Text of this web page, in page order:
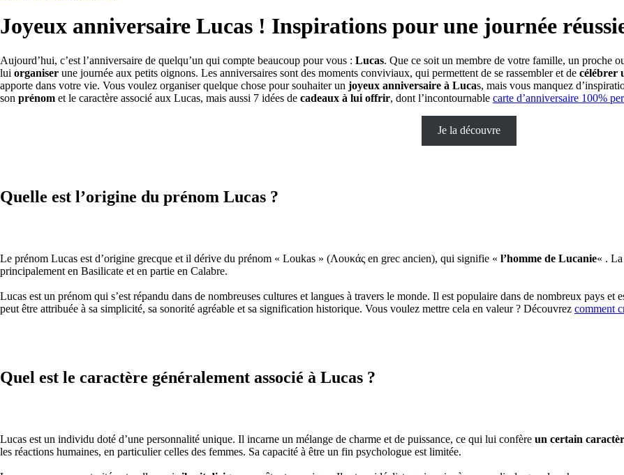
Joyeux anniversaire Lucas ! Inspirations pour une journée
Aujourd’hui, c’est l’anniversaire de quelqu’un qui compte beaucoup pour vous : Lucas. Que ce soit un membre de votre famille, un proche
lui organiser une journée aux petits oignons. Les anniversaires sont des moments conviviaux, qui permettent de se rassembler et de célébrer
apporte dans votre vie. Vous voulez organiser quelque chose pour souhaiter un joyeux anniversaire à Lucas, mais vous manquez
son prénom et le caractère associé aux Lucas, mais aussi 7 idées de cadeaux à lui offrir, dont l’incontournable carte d’anniversaire 100%
Je la découvre
Quelle est l’origine du prénom Lucas ?
Le prénom Lucas est d’origine grecque et il dérive du prénom « Loukas » (Λουκάς en grec ancien), qui signifie « l’homme de Lucanie« .
principalement en Basilicate et en partie en Calabre.
Lucas est un prénom qui s’est répandu dans de nombreuses cultures et langues à travers le monde. Il est populaire dans de nombreux pays et
peut être attribuée à sa simplicité, sa sonorité agréable et sa signification historique. Vous voulez mettre cela en valeur ? Découvrez comment
Quel est le caractère généralement associé à Lucas ?
Lucas est un individu doté d’une personnalité unique. Il incarne un mélange de charme et de puissance, ce qui lui confère un certain
les réactions humaines, en particulier celles des femmes. Sa capacité à être un fin psychologue est limitée.